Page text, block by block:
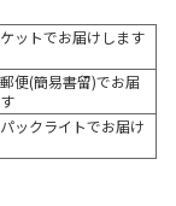
ットでお届けします
便(簡易書留)でお届
ックライトでお届け